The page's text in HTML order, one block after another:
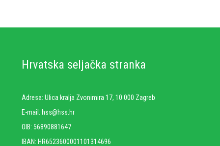
Hrvatska seljačka stranka
Adresa: Ulica kralja Zvonimira 17, 10 000 Zagreb
E-mail: hss@hss.hr
OIB: 56890881647
IBAN: HR6523600001101314696